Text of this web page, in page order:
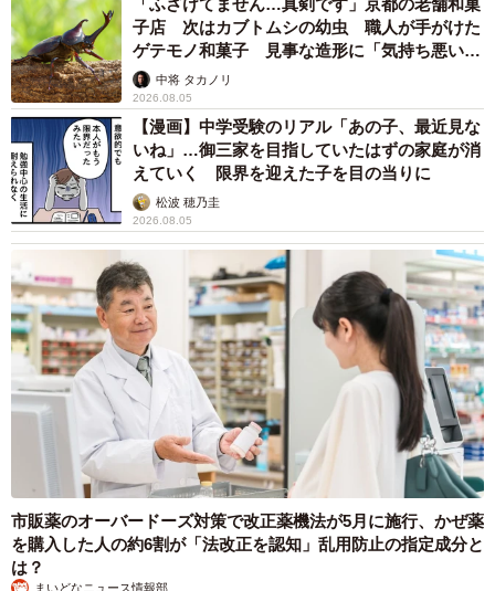
「ふざけてません…真剣です」京都の老舗和菓
子店 次はカブトムシの幼虫 職人が手がけた
ゲテモノ和菓子 見事な造形に「気持ち悪いく
らいリアル」
中将 タカノリ
2026.08.05
【漫画】中学受験のリアル「あの子、最近見な
いね」…御三家を目指していたはずの家庭が消
えていく 限界を迎えた子を目の当りに
松波 穂乃圭
2026.08.05
市販薬のオーバードーズ対策で改正薬機法が5月に施行、かぜ薬
を購入した人の約6割が「法改正を認知」乱用防止の指定成分と
は？
まいどなニュース情報部